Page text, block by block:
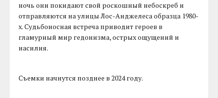
ночь они покидают свой роскошный небоскреб и
отправляются на улицы Лос-Анджелеса образца 1980-
х. Судьбоносная встреча приводит героев в
гламурный мир гедонизма, острых ощущений и
насилия.
Съемки начнутся позднее в 2024 году.